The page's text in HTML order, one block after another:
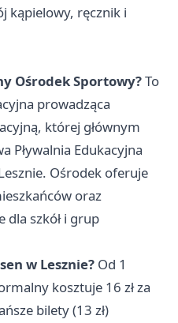
kąpielowy, ręcznik i
Ośrodek Sportowy?To
prowadząca
której głównym
Pływalnia Edukacyjna
Ośrodek oferuje
oraz
dla szkół i grup
w Lesznie? Od 1
kosztuje 16 zł za
bilety (13 zł)